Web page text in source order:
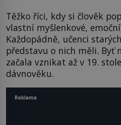
Těžko říci, kdy si člověk
vlastní myšlenkové,
Každopádně, učenci
představu o nich měli. Byť
začala vznikat až v 19.
dávnověku.
Reklama